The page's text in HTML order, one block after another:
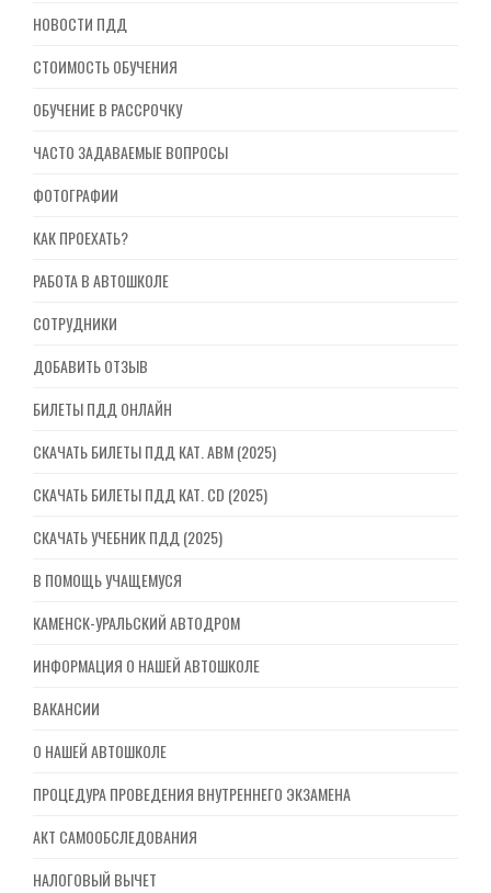
НОВОСТИ ПДД
СТОИМОСТЬ ОБУЧЕНИЯ
ОБУЧЕНИЕ В РАССРОЧКУ
ЧАСТО ЗАДАВАЕМЫЕ ВОПРОСЫ
ФОТОГРАФИИ
КАК ПРОЕХАТЬ?
РАБОТА В АВТОШКОЛЕ
СОТРУДНИКИ
ДОБАВИТЬ ОТЗЫВ
БИЛЕТЫ ПДД ОНЛАЙН
СКАЧАТЬ БИЛЕТЫ ПДД КАТ. ABM (2025)
СКАЧАТЬ БИЛЕТЫ ПДД КАТ. CD (2025)
СКАЧАТЬ УЧЕБНИК ПДД (2025)
В ПОМОЩЬ УЧАЩЕМУСЯ
КАМЕНСК-УРАЛЬСКИЙ АВТОДРОМ
ИНФОРМАЦИЯ О НАШЕЙ АВТОШКОЛЕ
ВАКАНСИИ
О НАШЕЙ АВТОШКОЛЕ
ПРОЦЕДУРА ПРОВЕДЕНИЯ ВНУТРЕННЕГО ЭКЗАМЕНА
АКТ САМООБСЛЕДОВАНИЯ
НАЛОГОВЫЙ ВЫЧЕТ